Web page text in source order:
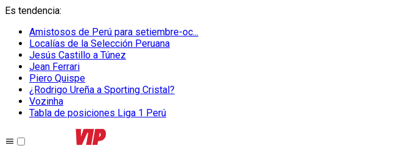
Es tendencia:
Amistosos de Perú para setiembre-oc...
Localías de la Selección Peruana
Jesús Castillo a Túnez
Jean Ferrari
Piero Quispe
¿Rodrigo Ureña a Sporting Cristal?
Vozinha
Tabla de posiciones Liga 1 Perú